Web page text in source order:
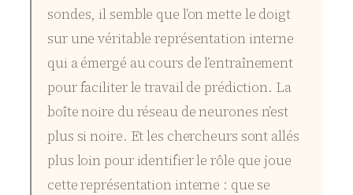
sondes, il semble que l’on mette le doigt
sur une véritable représentation interne
qui a émergé au cours de l’entraînement
pour faciliter le travail de prédiction. La
boîte noire du réseau de neurones n’est
plus si noire. Et les chercheurs sont allés
plus loin pour identifier le rôle que joue
cette représentation interne : que se